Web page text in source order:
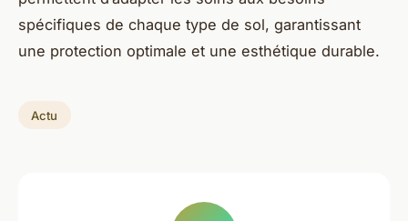
spécifiques de chaque type de sol, garantissant
une protection optimale et une esthétique durable.
Actu